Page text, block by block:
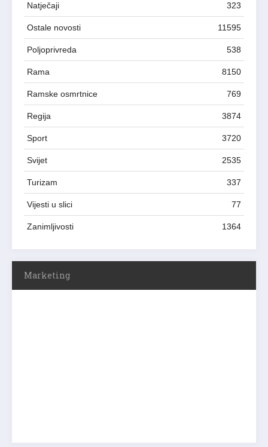
Natječaji 323
Ostale novosti 11595
Poljoprivreda 538
Rama 8150
Ramske osmrtnice 769
Regija 3874
Sport 3720
Svijet 2535
Turizam 337
Vijesti u slici 77
Zanimljivosti 1364
Marketing